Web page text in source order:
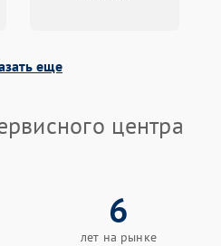
еще
центра
6
лет на рынке